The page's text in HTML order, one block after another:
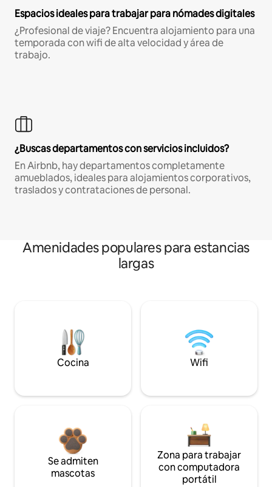
Espacios ideales para trabajar para nómades digitales
¿Profesional de viaje? Encuentra alojamiento para una
temporada con wifi de alta velocidad y área de
trabajo.
¿Buscas departamentos con servicios incluidos?
En Airbnb, hay departamentos completamente
amueblados, ideales para alojamientos corporativos,
traslados y contrataciones de personal.
Amenidades populares para estancias
largas
Cocina Wifi
Se admiten
mascotas
Zona para trabajar
con computadora
portátil